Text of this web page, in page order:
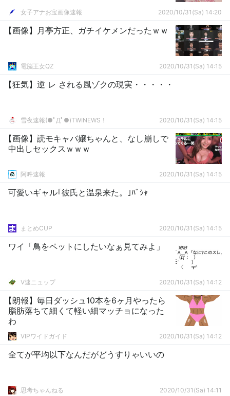
女子アナお宝画像速報 2020/10/31(Sa) 14:20
【画像】月亭方正、ガチイケメンだったｗｗ
電脳王女QZ 2020/10/31(Sa) 14:15
【狂気】逆 レ される風ゾクの現実・・・・・
雪夜速報(●ﾟДﾟ●)TWINEWS！ 2020/10/31(Sa) 14:15
【画像】読モキャバ嬢ちゃんと、なし崩しで
中出しセックスｗｗｗ
阿吽速報 2020/10/31(Sa) 14:15
可愛いギャル｢彼氏と温泉来た。｣ﾊﾟｼｬ
まとめCUP 2020/10/31(Sa) 14:15
ワイ「鳥をペットにしたいなぁ見てみよ」
V速ニュップ 2020/10/31(Sa) 14:12
【朗報】毎日ダッシュ10本を6ヶ月やったら
脂肪落ちて細くて軽い細マッチョになった
わ
VIPワイドガイド 2020/10/31(Sa) 14:12
全てが平均以下なんだがどうすりゃいいの
思考ちゃんねる 2020/10/31(Sa) 14:11